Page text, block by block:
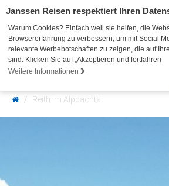
Janssen Reisen respektiert Ihren
Warum Cookies? Einfach weil sie helfen, die
Browsererfahrung zu verbessern, um mit Social
relevante Werbebotschaften zu zeigen, die auf
sind. Klicken Sie auf „Akzeptieren und fortfahren
Weitere Informationen
Reith im Alpbachtal